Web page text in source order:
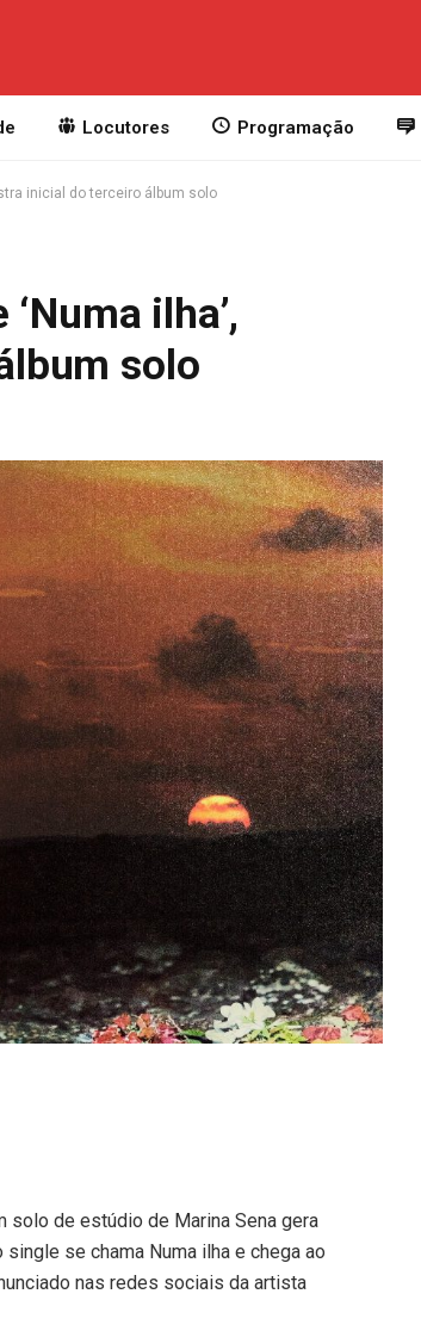
Locutores Programação
inicial do terceiro álbum solo
ilha’,
solo
solo de estúdio de Marina Sena gera
se chama Numa ilha e chega ao
nas redes sociais da artista